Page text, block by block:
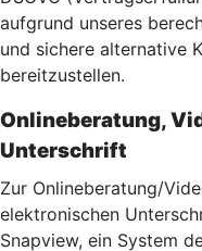
aufgrund unseres
und sichere alternative
bereitzustellen.
Onlineberatung,
Unterschrift
Zur Onlineberatung/
elektronischen
Snapview, ein System